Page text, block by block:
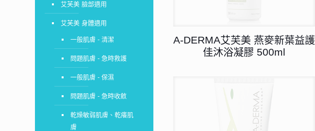
A-DERMA艾芙美 燕麥新葉益護
佳沐浴凝膠 500ml
艾芙美 臉部適用
艾芙美 身體適用
一般肌膚 - 清潔
問題肌膚 - 急時救護
一般肌膚 - 保濕
問題肌膚 - 急時收斂
乾燥敏弱肌膚、乾癢肌
膚